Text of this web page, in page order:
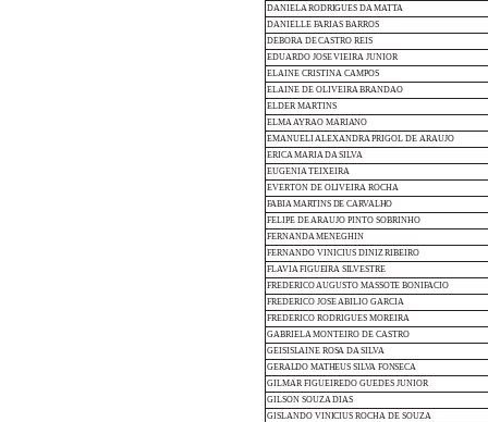
DANIELA RODRIGUES DA MATTA
DANIELLE FARIAS BARROS
DEBORA DE CASTRO REIS
EDUARDO JOSE VIEIRA JUNIOR
ELAINE CRISTINA CAMPOS
ELAINE DE OLIVEIRA BRANDAO
ELDER MARTINS
ELMA AYRAO MARIANO
EMANUELI ALEXANDRA PRIGOL DE ARAUJO
ERICA MARIA DA SILVA
EUGENIA TEIXEIRA
EVERTON DE OLIVEIRA ROCHA
FABIA MARTINS DE CARVALHO
FELIPE DE ARAUJO PINTO SOBRINHO
FERNANDA MENEGHIN
FERNANDO VINICIUS DINIZRIBEIRO
FLAVIA FIGUEIRA SILVESTRE
FREDERICO AUGUSTO MASSOTE BONIFACIO
FREDERICO JOSE ABILIO GARCIA
FREDERICO RODRIGUES MOREIRA
GABRIELA MONTEIRO DE CASTRO
GEISISLAINE ROSA DA SILVA
GERALDO MATHEUS SILVA FONSECA
GILMAR FIGUEIREDO GUEDES JUNIOR
GILSON SOUZA DIAS
GISLANDO VINICIUS ROCHA DE SOUZA